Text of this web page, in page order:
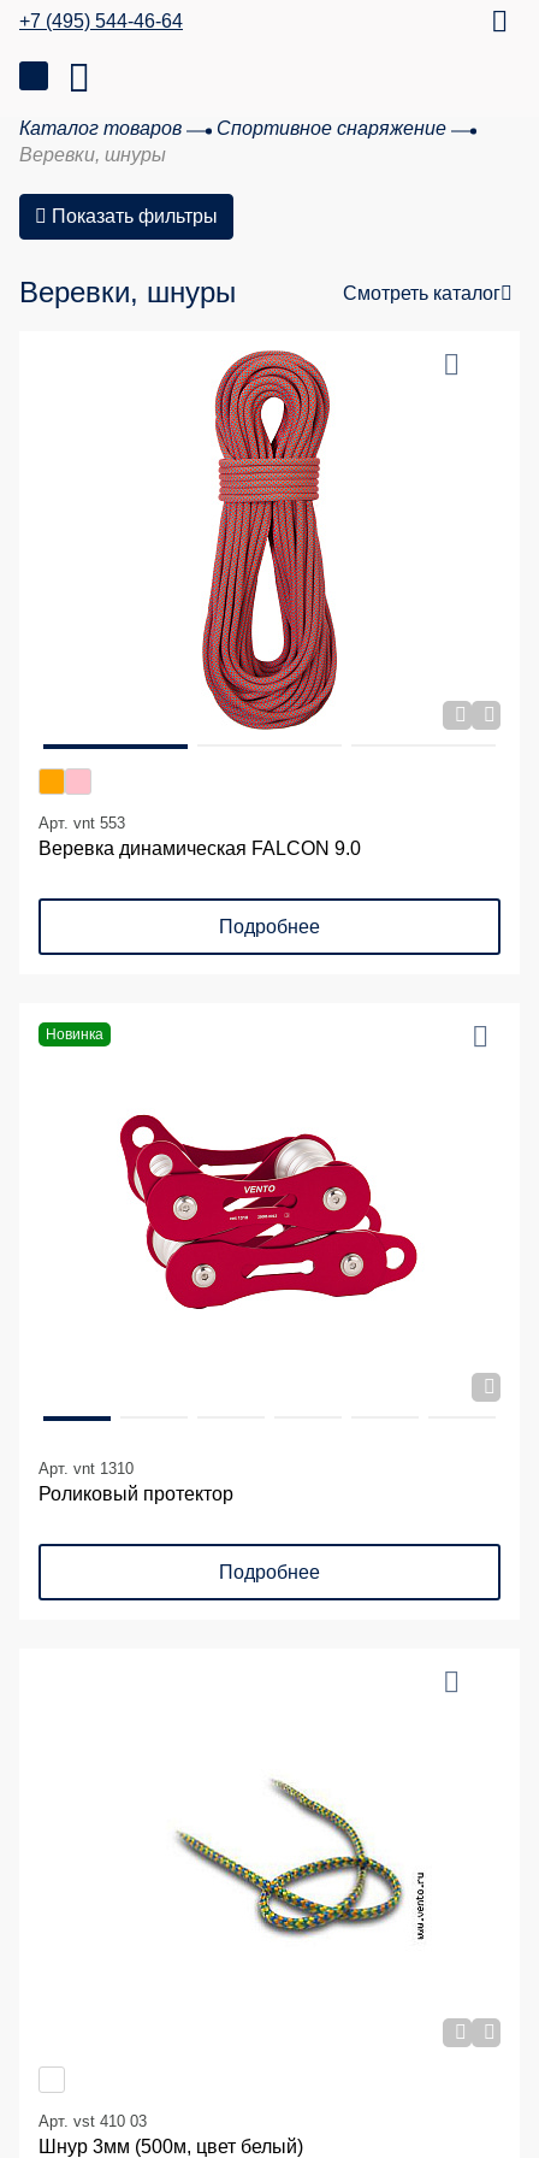
+7 (495) 544-46-64
Каталог товаров
Спортивное снаряжение
Веревки, шнуры
Показать фильтры
Веревки, шнуры Смотреть каталог
Арт. vnt 553
Веревка динамическая FALCON 9.0
Подробнее
Новинка
Арт. vnt 1310
Роликовый протектор
Подробнее
Арт. vst 410 03
Шнур 3мм (500м, цвет белый)